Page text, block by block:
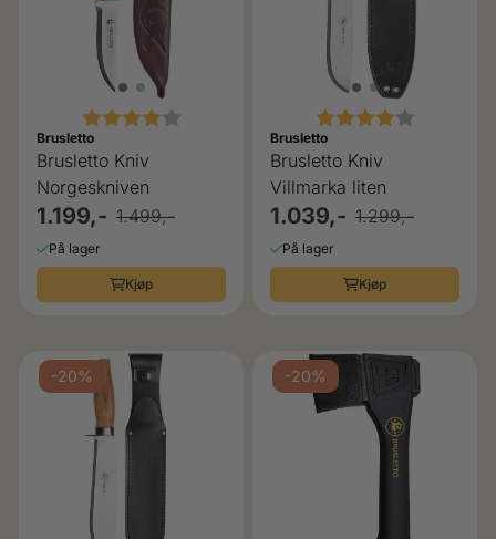
Karakter:
Brusletto
Brusletto Kniv
Norgeskniven
1.199,- 1.499,-
På lager
Kjøp
Karakter:
Brusletto
Brusletto Kniv
Villmarka liten
1.039,- 1.299,-
På lager
Kjøp
-20% -20%